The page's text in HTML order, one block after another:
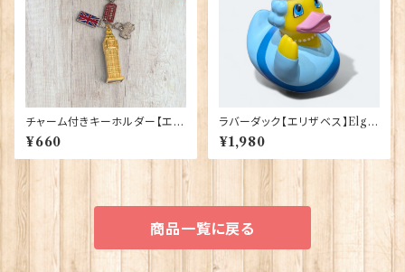
チャーム付きキーホルダー【エリ
ザベスタワー】A&S Gift 9042
4
¥660
ラバーダック【エリザベス】Elgat
e Products 90348（73371）
¥1,980
商品一覧に戻る